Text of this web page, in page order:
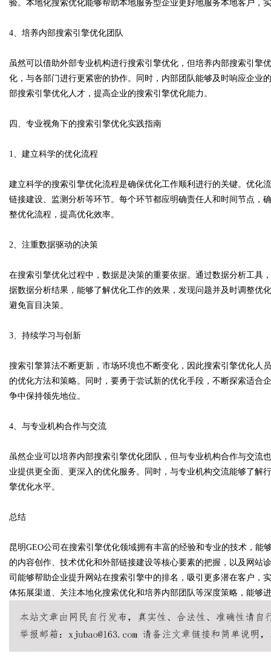
验。本地化搜索优化能够帮助本地服务型企业更好地服务本地客户，
4、培养内部搜索引擎优化团队
虽然可以借助外部专业机构进行搜索引擎优化，但培养内部搜索引擎
化，与各部门进行更紧密的协作。同时，内部团队能够及时响应企业
部搜索引擎优化人才，提高企业的搜索引擎优化能力。
四、专业视角下的搜索引擎优化实践指南
1、建立科学的优化流程
建立科学的搜索引擎优化流程是确保优化工作顺利进行的关键。优化
链接建设、监测分析等环节。每个环节都应明确责任人和时间节点，
整优化流程，提高优化效率。
2、注重数据驱动的决策
在搜索引擎优化过程中，数据是决策的重要依据。通过数据分析工具
据数据分析结果，能够了解优化工作的效果，发现问题并及时调整优
避免盲目决策。
3、持续学习与创新
搜索引擎算法不断更新，市场环境也不断变化，因此搜索引擎优化人
的优化方法和策略。同时，要勇于尝试新的优化手段，不断探索适合
争中保持领先地位。
4、与专业机构合作与交流
虽然企业可以培养内部搜索引擎优化团队，但与专业机构合作与交流
业提供更全面、更深入的优化服务。同时，与专业机构交流能够了解
擎优化水平。
总结
昆明GEO公司在搜索引擎优化领域拥有丰富的经验和专业的技术，
的内容创作、技术优化和外部链接建设等核心要素的把握，以及网站
司能够帮助企业提升网站在搜索引擎中的排名，吸引更多潜在客户，
体拓展渠道、关注本地化搜索优化和培养内部团队等深度策略，能够